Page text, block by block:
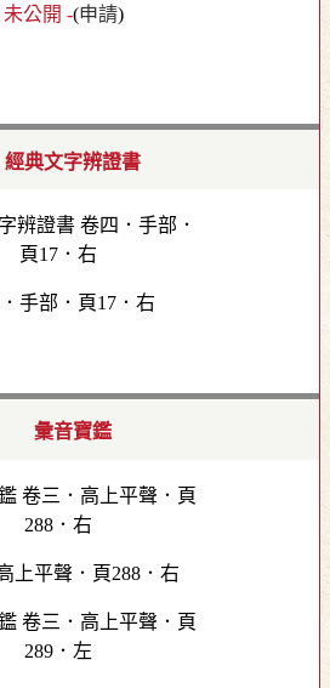
未公開 -(申請)
經典文字辨證書
手部．頁17．右
彙音寶鑑
上平聲．頁288．右